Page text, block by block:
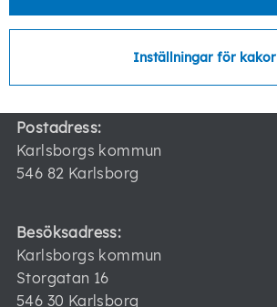
kommun@karlsborg.se
Postadress:
Karlsborgs kommun
546 82 Karlsborg
Besöksadress:
Karlsborgs kommun
Storgatan 16
546 30 Karlsborg
Inställningar för kakor